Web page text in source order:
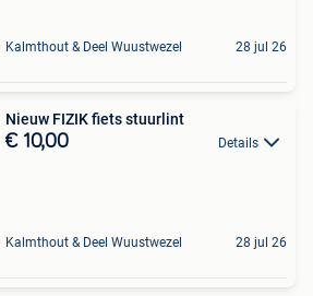
Kalmthout & Deel Wuustwezel 28 jul 26
Nieuw FIZIK fiets stuurlint
€ 10,00 Details
Kalmthout & Deel Wuustwezel 28 jul 26